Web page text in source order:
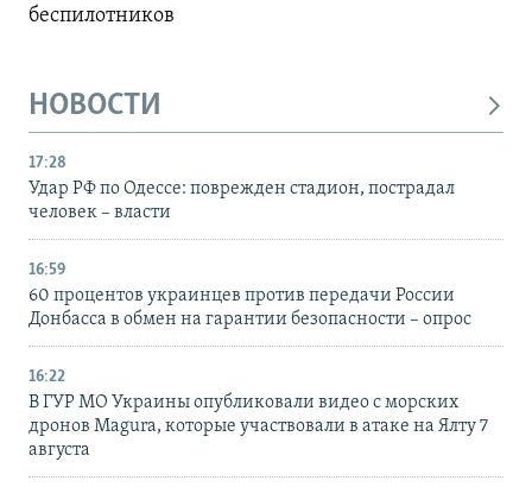
беспилотников
НОВОСТИ
17:28
Удар РФ по Одессе: поврежден стадион, пострадал
человек – власти
16:59
60 процентов украинцев против передачи России
Донбасса в обмен на гарантии безопасности – опрос
16:22
В ГУР МО Украины опубликовали видео с морских
дронов Magura, которые участвовали в атаке на Ялту 7
августа